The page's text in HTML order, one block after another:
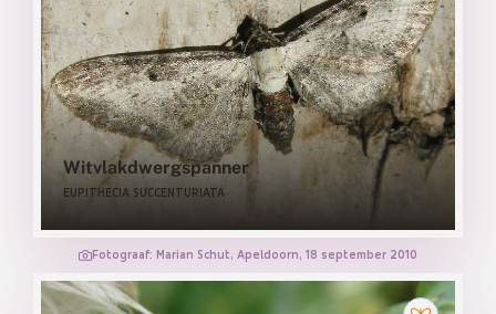
Witvlakdwergspanner
EUPITHECIA SUCCENTURIATA
Fotograaf: Marian Schut, Apeldoorn, 18 september 2010